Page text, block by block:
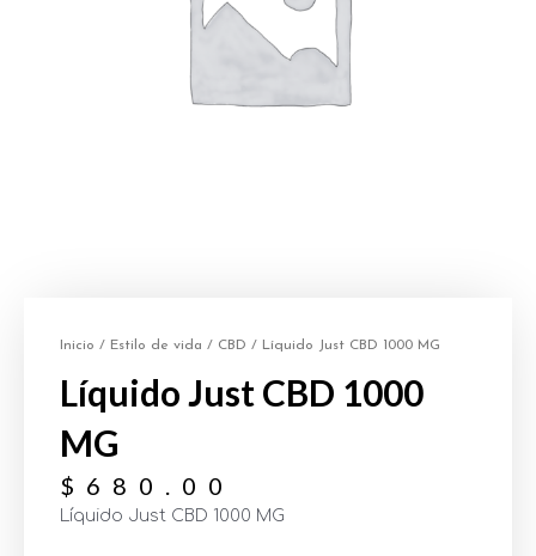
Inicio / Estilo de vida / CBD / Líquido Just CBD 1000 MG
Líquido Just CBD 1000
MG
$ 680.00
Líquido Just CBD 1000 MG